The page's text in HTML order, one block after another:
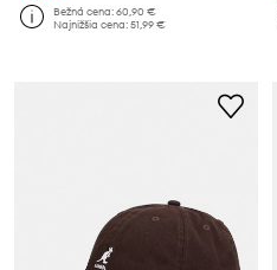
Bežná cena:60,90 €
Najnižšia cena:51,99 €